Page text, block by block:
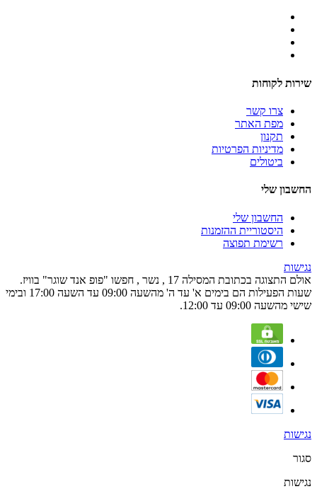
שירות לקוחות
צרו קשר
מפת האתר
תקנון
מדיניות הפרטיות
ביטולים
החשבון שלי
החשבון שלי
היסטוריית ההזמנות
רשימת תפוצה
נגישות
אולם התצוגה בכתובת המסילה 17 , נשר , חפשו "פופ אנד שוגר" בוויז.
שעות הפעילות הם בימים א' עד ה' מהשעה 09:00 עד השעה 17:00 ובימי
שישי מהשעה 09:00 עד 12:00.
נגישות
סגור
נגישות